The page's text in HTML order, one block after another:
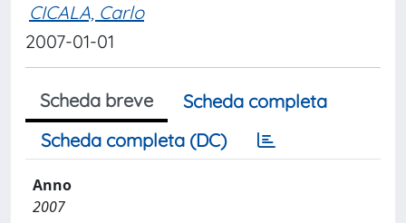
CICALA, Carlo
2007-01-01
Scheda breve
Scheda completa
Scheda completa (DC)
Anno
2007